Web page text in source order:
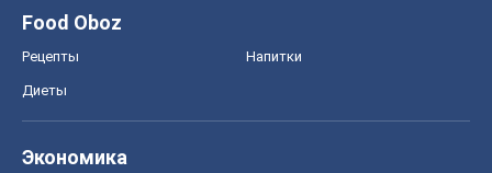
Food Oboz
Рецепты Напитки
Диеты
Экономика